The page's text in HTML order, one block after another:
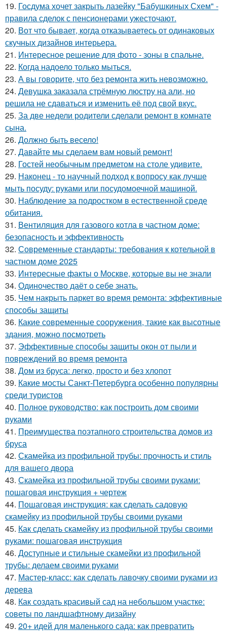
19. Госдума хочет закрыть лазейку "Бабушкиных Схем" -
правила сделок с пенсионерами ужесточают.
20. Вот что бывает, когда отказываетесь от одинаковых
скучных дизайнов интерьера.
21. Интересное решение для фото - зоны в спальне.
22. Когда надоело только мыться.
23. А вы говорите, что без ремонта жить невозможно.
24. Девушка заказала стрёмную люстру на али, но
решила не сдаваться и изменить её под свой вкус.
25. За две недели родители сделали ремонт в комнате
сына.
26. Должно быть весело!
27. Давайте мы сделаем вам новый ремонт!
28. Гостей необычным предметом на столе удивите.
29. Наконец - то научный подход к вопросу как лучше
мыть посуду: руками или посудомоечной машиной.
30. Наблюдение за подростком в естественной среде
обитания.
31. Вентиляция для газового котла в частном доме:
безопасность и эффективность
32. Современные стандарты: требования к котельной в
частном доме 2025
33. Интересные факты о Москве, которые вы не знали
34. Одиночество даёт о себе знать.
35. Чем накрыть паркет во время ремонта: эффективные
способы защиты
36. Какие современные сооружения, такие как высотные
здания, можно посмотреть
37. Эффективные способы защиты окон от пыли и
повреждений во время ремонта
38. Дом из бруса: легко, просто и без хлопот
39. Какие мосты Санкт-Петербурга особенно популярны
среди туристов
40. Полное руководство: как построить дом своими
руками
41. Преимущества поэтапного строительства домов из
бруса
42. Скамейка из профильной трубы: прочность и стиль
для вашего двора
43. Скамейка из профильной трубы своими руками:
пошаговая инструкция + чертеж
44. Пошаговая инструкция: как сделать садовую
скамейку из профильной трубы своими руками
45. Как сделать скамейку из профильной трубы своими
руками: пошаговая инструкция
46. Доступные и стильные скамейки из профильной
трубы: делаем своими руками
47. Мастер-класс: как сделать лавочку своими руками из
дерева
48. Как создать красивый сад на небольшом участке:
советы по ландшафтному дизайну
49. 20+ идей для маленького сада: как превратить